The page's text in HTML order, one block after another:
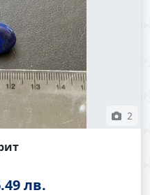
2
лв.